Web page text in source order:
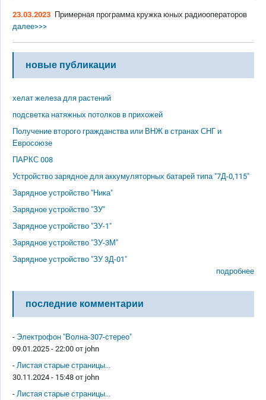
23.03.2023 Примерная программа кружка юных радиооператоров
далее>>>
новые публикации
хелат железа для растений
подсветка натяжных потолков в прихожей
Получение второго гражданства или ВНЖ в странах СНГ и
Евросоюзе
ПАРКС 008
Устройство зарядное для аккумуляторных батарей типа "7Д-0,115"
Зарядное устройство "Ника"
Зарядное устройство "ЗУ"
Зарядное устройство "ЗУ-1"
Зарядное устройство "ЗУ-3М"
Зарядное устройство "ЗУ 3Д-01"
подробнее
последние комментарии
- Электрофон "Волна-307-стерео"
09.01.2025 - 22:00 от john
- Листая старые страницы...
30.11.2024 - 15:48 от john
- Листая старые страницы...